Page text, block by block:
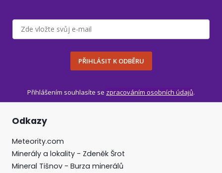
PŘIHLÁSIT K ODBĚRU
Přihlášením souhlasíte se zpracováním osobních údajů.
Odkazy
Meteority.com
Minerály a lokality - Zdeněk Šrot
Mineral Tišnov - Burza minerálů